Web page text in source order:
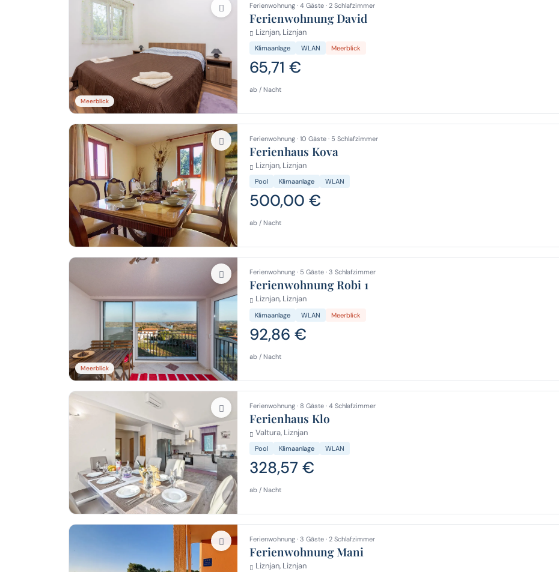
Meerblick
Ferienwohnung · 4 Gäste · 2 Schlafzimmer
Ferienwohnung David
Liznjan, Liznjan
Klimaanlage WLAN Meerblick
65,71 €
ab / Nacht
Ferienwohnung · 10 Gäste · 5 Schlafzimmer
Ferienhaus Kova
Liznjan, Liznjan
Pool Klimaanlage WLAN
500,00 €
ab / Nacht
Meerblick
Ferienwohnung · 5 Gäste · 3 Schlafzimmer
Ferienwohnung Robi 1
Liznjan, Liznjan
Klimaanlage WLAN Meerblick
92,86 €
ab / Nacht
Ferienwohnung · 8 Gäste · 4 Schlafzimmer
Ferienhaus Klo
Valtura, Liznjan
Pool Klimaanlage WLAN
328,57 €
ab / Nacht
Ferienwohnung · 3 Gäste · 2 Schlafzimmer
Ferienwohnung Mani
Liznjan, Liznjan